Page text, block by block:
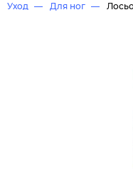
Уход Для ног